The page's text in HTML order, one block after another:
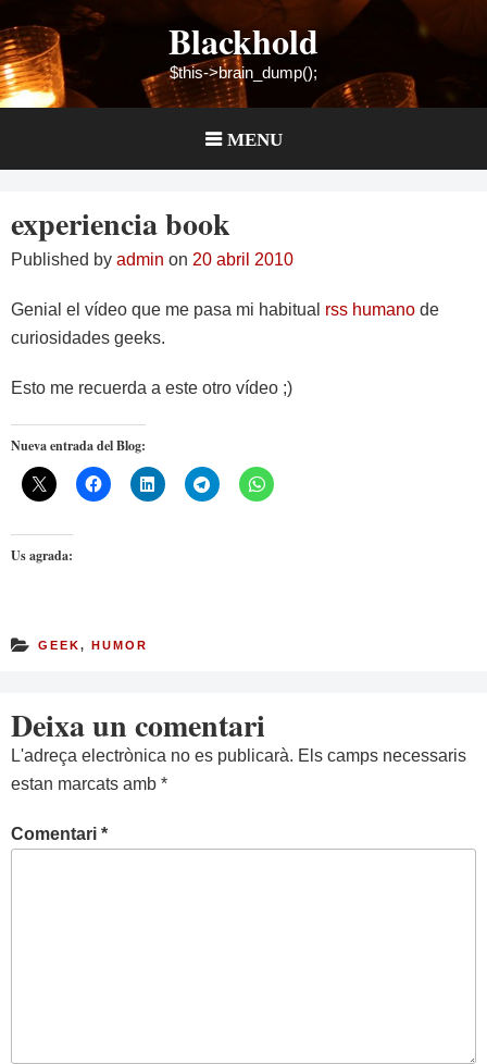
to
content
Blackhold
$this->brain_dump();
MENU
experiencia book
Published by admin on 20 abril 2010
Genial el vídeo que me pasa mi habitual rss humano de
curiosidades geeks.
Esto me recuerda a este otro vídeo ;)
Nueva entrada del Blog:
Us agrada:
GEEK, HUMOR
Deixa un comentari
L'adreça electrònica no es publicarà. Els camps necessaris
estan marcats amb *
Comentari *